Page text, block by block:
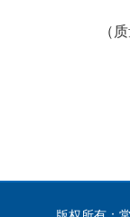
（